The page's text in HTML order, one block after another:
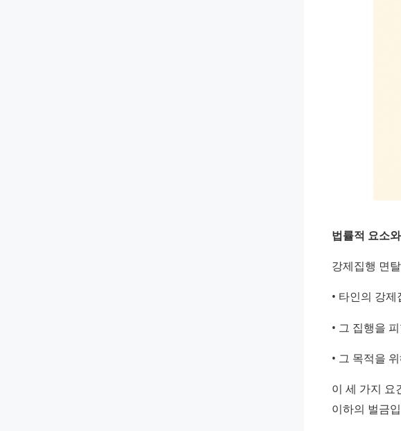
법률적 요소
강제집행 면
• 타인의 강
• 그 집행을
• 그 목적을
이 세 가지 요
이하의 벌금